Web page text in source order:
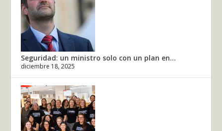
Seguridad: un ministro solo con un plan en...
diciembre 18, 2025